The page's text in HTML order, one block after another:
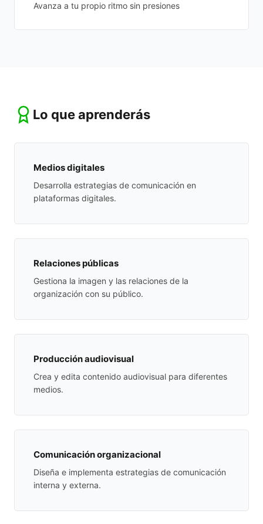
Avanza a tu propio ritmo sin presiones
Lo que aprenderás
Medios digitales
Desarrolla estrategias de comunicación en
plataformas digitales.
Relaciones públicas
Gestiona la imagen y las relaciones de la
organización con su público.
Producción audiovisual
Crea y edita contenido audiovisual para diferentes
medios.
Comunicación organizacional
Diseña e implementa estrategias de comunicación
interna y externa.